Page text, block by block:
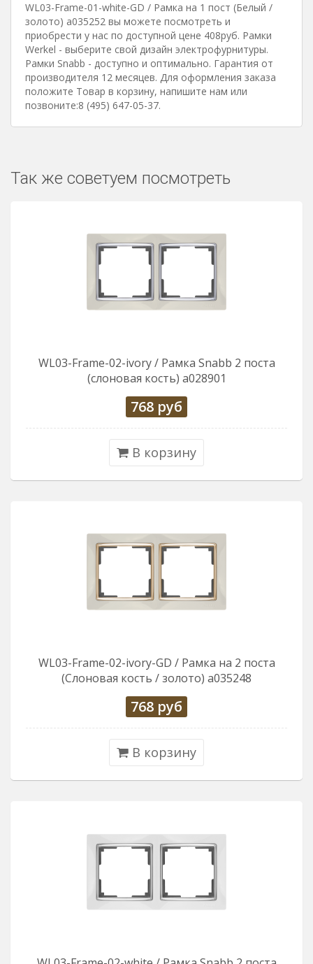
WL03-Frame-01-white-GD / Рамка на 1 пост (Белый /
золото) a035252 вы можете посмотреть и
приобрести у нас по доступной цене 408руб. Рамки
Werkel - выберите свой дизайн электрофурнитуры.
Рамки Snabb - доступно и оптимально. Гарантия от
производителя 12 месяцев. Для оформления заказа
положите Товар в корзину, напишите нам или
позвоните:8 (495) 647-05-37.
Так же советуем посмотреть
WL03-Frame-02-ivory / Рамка Snabb 2 поста
(слоновая кость) a028901
768 руб
В корзину
WL03-Frame-02-ivory-GD / Рамка на 2 поста
(Слоновая кость / золото) a035248
768 руб
В корзину